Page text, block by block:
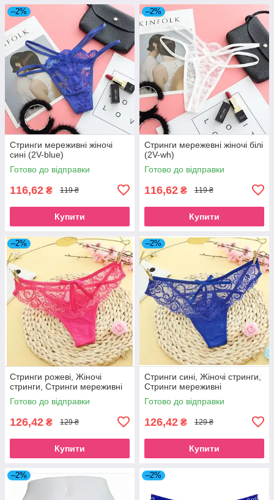
–2%
Стринги мереживні жіночі
сині (2V-blue)
Готово до відправки
116,62 ₴ 119 ₴
Купити
–2%
Стринги мережевні жіночі білі
(2V-wh)
Готово до відправки
116,62 ₴ 119 ₴
Купити
–2%
Стринги рожеві, Жіночі
стринги, Стринги мереживні
Готово до відправки
126,42 ₴ 129 ₴
Купити
–2%
Стринги сині, Жіночі стринги,
Стринги мереживні
Готово до відправки
126,42 ₴ 129 ₴
Купити
–2% –2%